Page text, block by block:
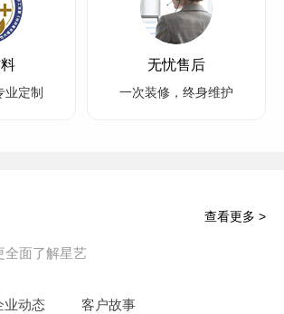
业定制
无忧售后
一次装修，终身维护
全面了解星艺
查看更多 >
业动态 客户故事